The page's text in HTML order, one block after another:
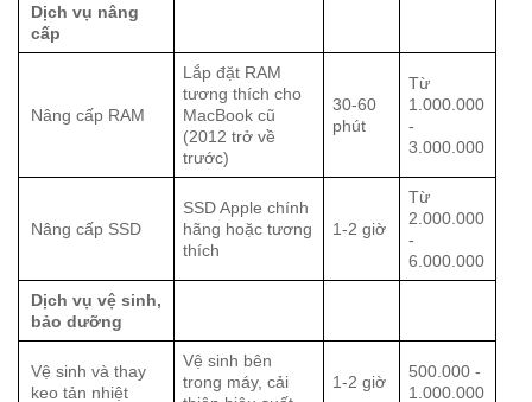
Dịch vụ nâng
cấp
Nâng cấp RAM
Lắp đặt RAM
tương thích cho
MacBook cũ
(2012 trở về
trước)
30-60
phút
Từ
1.000.000
-
3.000.000
Nâng cấp SSD
SSD Apple chính
hãng hoặc tương
thích
1-2 giờ
Từ
2.000.000
-
6.000.000
Dịch vụ vệ sinh,
bảo dưỡng
Vệ sinh và thay
keo tản nhiệt
Vệ sinh bên
trong máy, cải
1-2 giờ
500.000 -
1.000.000